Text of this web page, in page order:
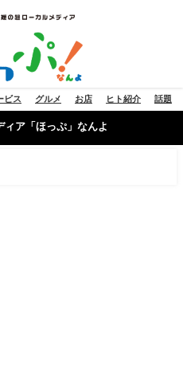
ビス グルメ お店 ヒト紹介 話題
ィア「ほっぷ」なんよ